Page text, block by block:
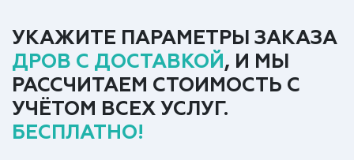
УКАЖИТЕ ПАРАМЕТРЫ ЗАКАЗА
ДРОВ С ДОСТАВКОЙ , И МЫ
РАССЧИТАЕМ СТОИМОСТЬ С
УЧЁТОМ ВСЕХ УСЛУГ.
БЕСПЛАТНО!